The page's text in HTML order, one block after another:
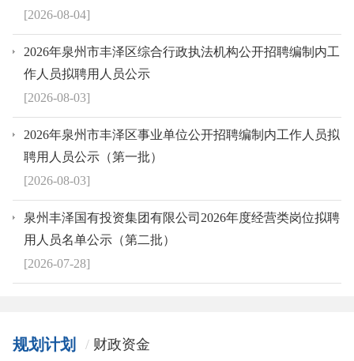
[2026-08-04]
[2026-08-03]
2026年泉州市丰泽区综合行政执法机构公开招聘编制内工
作人员拟聘用人员公示
[2026-08-03]
2026年泉州市丰泽区事业单位公开招聘编制内工作人员拟
聘用人员公示（第一批）
[2026-07-28]
泉州丰泽国有投资集团有限公司2026年度经营类岗位拟聘
用人员名单公示（第二批）
规划计划 财政资金